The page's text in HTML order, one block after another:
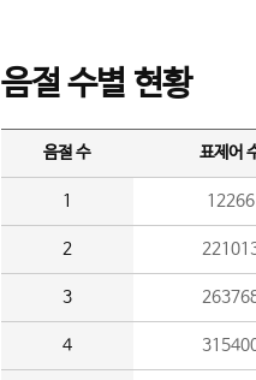
음절 수별 현황
음절 수 표제어
1 12266
2
3
4